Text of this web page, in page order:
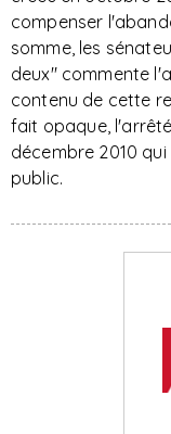
compenser
somme, les
deux" commente
contenu de cette
fait opaque,
décembre 2010
public.